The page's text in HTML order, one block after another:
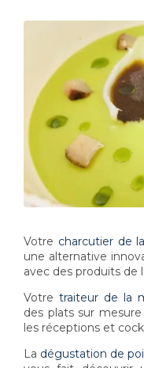
Votre charcutier de
une alternative
avec des produits de
Votre traiteur de la
des plats sur
les réceptions et
La dégustation de